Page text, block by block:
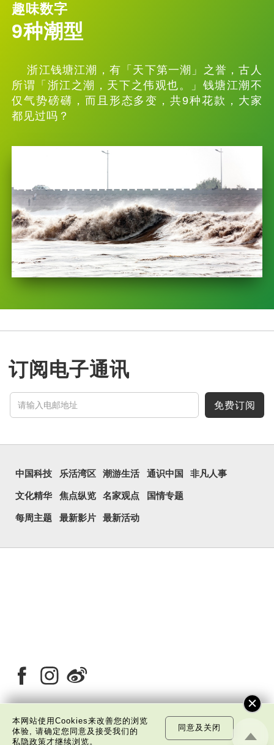
趣味数字
9种潮型
浙江钱塘江潮，有「天下第一潮」之誉，古人
所谓「浙江之潮，天下之伟观也。」钱塘江潮不
仅气势磅礴，而且形态多变，共9种花款，大家
都见过吗？
订阅电子通讯
免费订阅
中国科技 乐活湾区 潮游生活 通识中国 非凡人事
文化精华 焦点纵览 名家观点 国情专题
每周主题 最新影片 最新活动
关于我们 版权告示 私隐政策声明 免责声明
本网站使用Cookies来改善您的浏览
体验, 请确定您同意及接受我们的
私隐政策才继续浏览。
同意及关闭